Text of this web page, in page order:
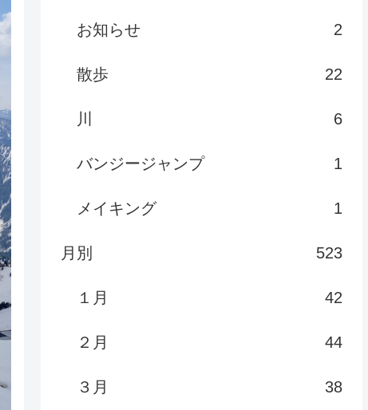
お知らせ 2
散歩 22
川 6
バンジージャンプ 1
メイキング 1
月別 523
１月 42
２月 44
３月 38